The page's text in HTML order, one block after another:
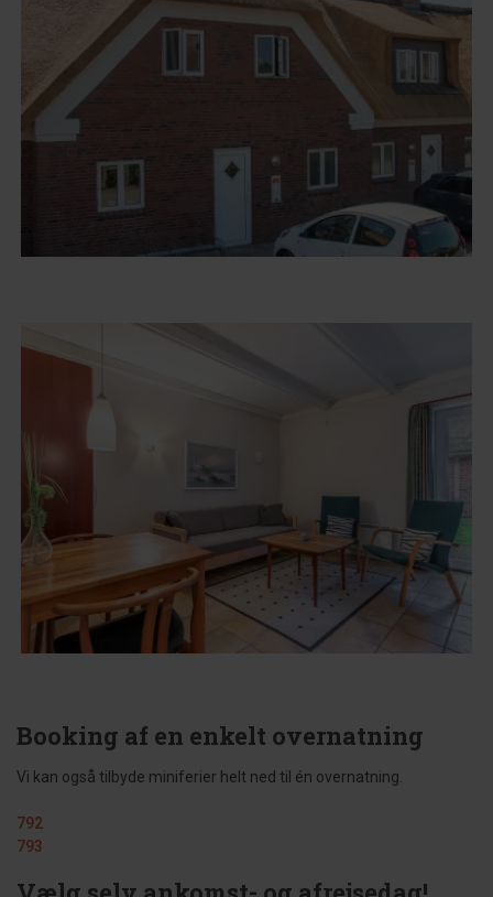
Booking af en enkelt overnatning
Vi kan også tilbyde miniferier helt ned til én overnatning.
792
793